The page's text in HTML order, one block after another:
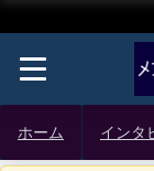
ホーム インタ